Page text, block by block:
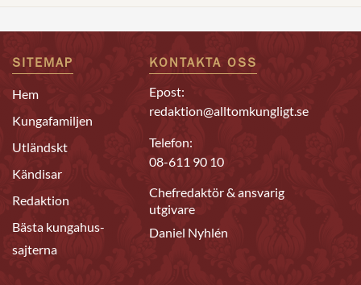
SITEMAP
Hem
Kungafamiljen
Utländskt
Kändisar
Redaktion
Bästa kungahus-
sajterna
KONTAKTA OSS
Epost:
redaktion@alltomkungligt.se
Telefon:
08-611 90 10
Chefredaktör & ansvarig
utgivare
Daniel Nyhlén